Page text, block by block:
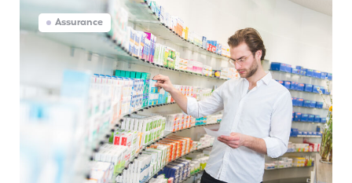
Assurance